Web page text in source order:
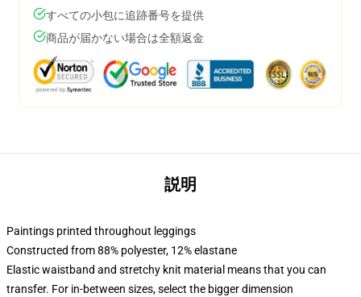
すべての小包に追跡番号を提供
商品が届かない場合は全額返金
説明
Paintings printed throughout leggings
Constructed from 88% polyester, 12% elastane
Elastic waistband and stretchy knit material means that you can
transfer. For in-between sizes, select the bigger dimension